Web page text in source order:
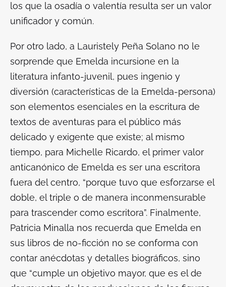
los que la osadía o valentía resulta ser un valor
unificador y común.
Por otro lado, a Lauristely Peña Solano no le
sorprende que Emelda incursione en la
literatura infanto-juvenil, pues ingenio y
diversión (características de la Emelda-persona)
son elementos esenciales en la escritura de
textos de aventuras para el público más
delicado y exigente que existe; al mismo
tiempo, para Michelle Ricardo, el primer valor
anticanónico de Emelda es ser una escritora
fuera del centro, “porque tuvo que esforzarse el
doble, el triple o de manera inconmensurable
para trascender como escritora”. Finalmente,
Patricia Minalla nos recuerda que Emelda en
sus libros de no-ficción no se conforma con
contar anécdotas y detalles biográficos, sino
que “cumple un objetivo mayor, que es el de